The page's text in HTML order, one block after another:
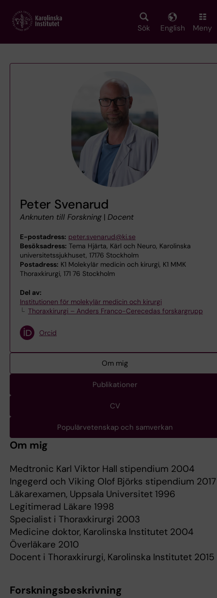
main
Sök English Meny
Peter Svenarud
Anknuten till Forskning | Docent
E-postadress: peter.svenarud@ki.se
Besöksadress: Tema Hjärta, Kärl och Neuro, Karolinska
universitetssjukhuset, 17176 Stockholm
Postadress: K1 Molekylär medicin och kirurgi, K1 MMK
Thoraxkirurgi, 171 76 Stockholm
Del av:
Institutionen för molekylär medicin och kirurgi
Thoraxkirurgi – Anders Franco-Cerecedas forskargrupp
Orcid
Om mig
Publikationer
CV
Populärvetenskap och samverkan
Om mig
Medtronic Karl Viktor Hall stipendium 2004
Ingegerd och Viking Olof Björks stipendium 2017
Läkarexamen, Uppsala Universitet 1996
Legitimerad Läkare 1998
Specialist i Thoraxkirurgi 2003
Medicine doktor, Karolinska Institutet 2004
Överläkare 2010
Docent i Thoraxkirurgi, Karolinska Institutet 2015
Forskningsbeskrivning